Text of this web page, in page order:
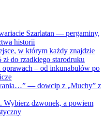
Szarlatan — pergaminy,
historii
w którym każdy znajdzie
do rzadkiego starodruku
– od inkunabułów po
— dowcip z „Muchy” z
Wybierz dzwonek, a powiem